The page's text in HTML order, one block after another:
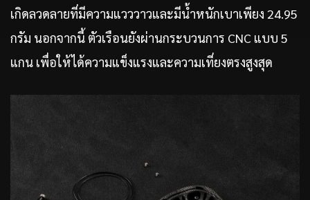
เกิดลวดลายที่มีความแวววาวและมีน้ำหนักเบาเพียง 24.95
กรัม นอกจากนี้ ตัวเรือนยังผ่านกระบวนการ CNC แบบ 5
แกน เพื่อให้ได้ความแข็งแรงและความเที่ยงตรงสูงสุด